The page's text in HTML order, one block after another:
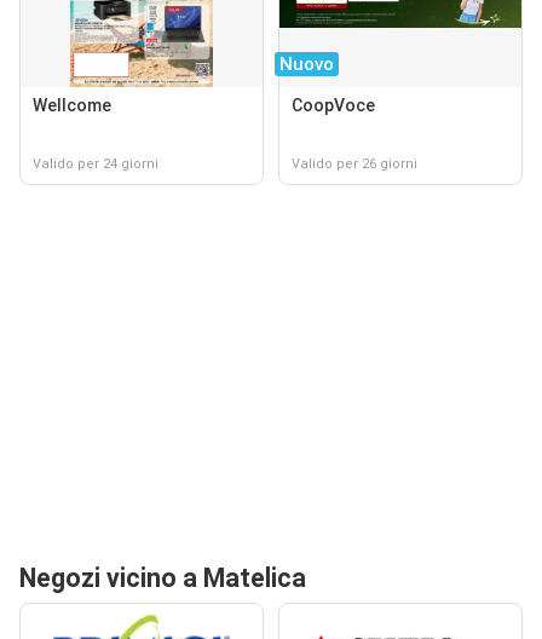
Wellcome
Valido per 24 giorni
Nuovo
CoopVoce
Valido per 26 giorni
Negozi vicino a Matelica